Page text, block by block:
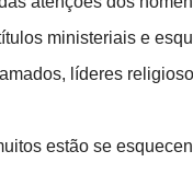
ministeriais e
líderes
estão se